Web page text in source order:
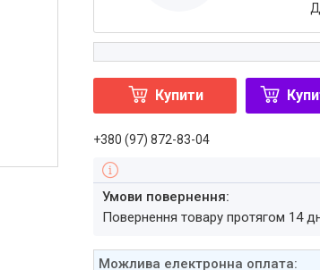
Купити
+380 (97) 872-83-04
повернення товару протягом 14